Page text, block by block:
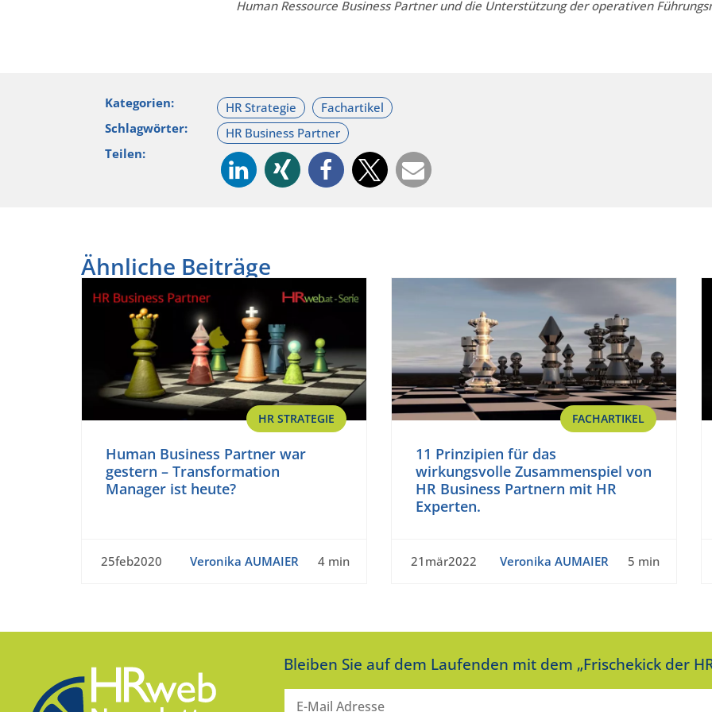
Human Ressource Business Partner und die Unterstützung der operativen
Kategorien:
Schlagwörter:
Teilen:
Ähnliche Beiträge
HR STRATEGIE
Human Business Partner war
gestern – Transformation
Manager ist heute?
25feb2020 Veronika AUMAIER 4 min
FACHARTIKEL
11 Prinzipien für das
wirkungsvolle Zusammenspiel von
HR Business Partnern mit HR
Experten.
21mär2022 Veronika AUMAIER 5 min
Bleiben Sie auf dem Laufenden mit dem „Frischekick der